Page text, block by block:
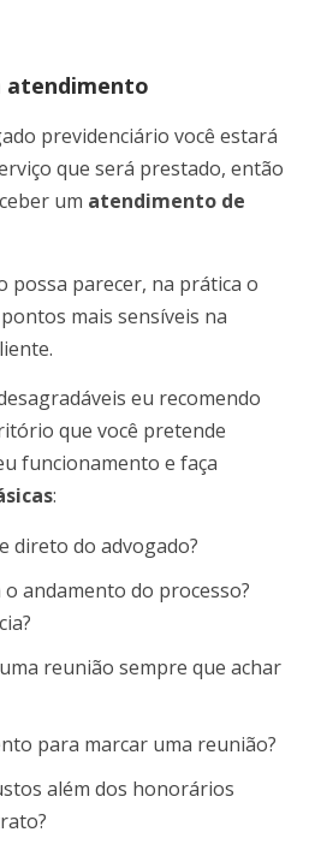
atendimento
previdenciário você estará
que será prestado, então
um atendimento de
possa parecer, na prática o
mais sensíveis na
eu recomendo
que você pretende
funcionamento e faça
:
direto do advogado?
andamento do processo?
reunião sempre que achar
para marcar uma reunião?
além dos honorários